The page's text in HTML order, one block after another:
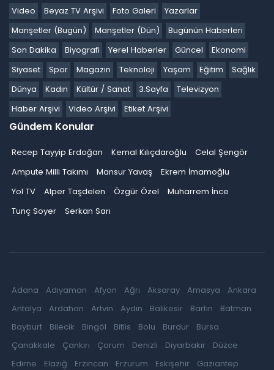
Video Beyaz TV Arşivi Foto Galeri
Yazarlar
Manşetler (Bugün)
Manşetler (Dün)
Bugünün Haberleri
Son Dakika
Biyografi Yerel Haberler Güncel
Ekonomi
Siyaset
Spor Magazin Teknoloji Yaşam Eğitim
Sağlık
Dünya
Kadın Kültür / Sanat 3.Sayfa
Televizyon
Haber Arşivi
Video Arşivi Etiket Arşivi
Gündem Konular
Recep Tayyip Erdoğan Kemal Kılıçdaroğlu
Celal Şengör
Ampute Milli Takımı
Mansur Yavaş
Ekrem İmamoğlu
Yol TV
Alper Taşdelen Özgür Özel
Muharrem İnce
Tunç Soyer
Serkan Sarı
Adana Adıyaman Afyon Ağrı Aksaray Amasya
Ankara
Antalya
Ardahan Artvin Aydın Balıkesir Bartın
Batman
Bayburt
Bilecik Bingöl Bitlis Bolu Burdur
Bursa
Çanakkale
Çankırı Çorum Denizli Diyarbakır
Düzce
Edirne
Elazığ Erzincan Erzurum Eskişehir
Gaziantep